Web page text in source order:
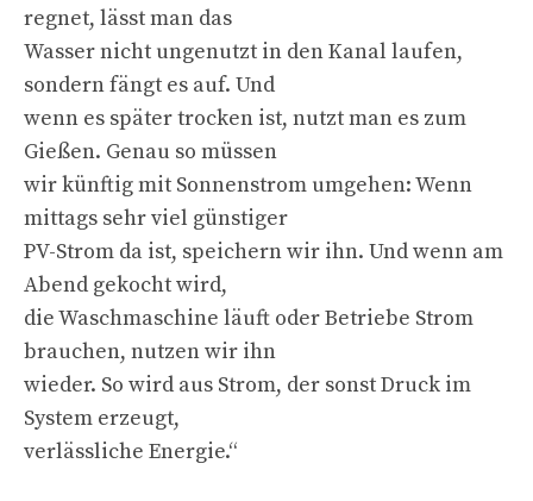
regnet, lässt man das
Wasser nicht ungenutzt in den Kanal laufen,
sondern fängt es auf. Und
wenn es später trocken ist, nutzt man es zum
Gießen. Genau so müssen
wir künftig mit Sonnenstrom umgehen: Wenn
mittags sehr viel günstiger
PV-Strom da ist, speichern wir ihn. Und wenn am
Abend gekocht wird,
die Waschmaschine läuft oder Betriebe Strom
brauchen, nutzen wir ihn
wieder. So wird aus Strom, der sonst Druck im
System erzeugt,
verlässliche Energie.“